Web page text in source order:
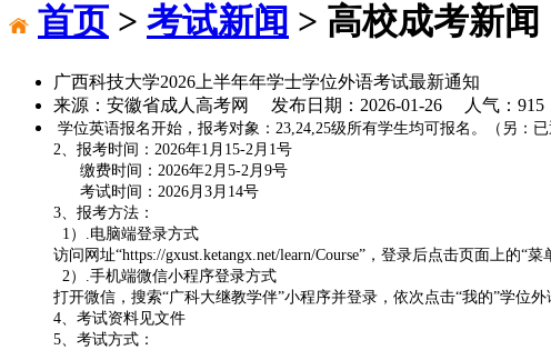
首页 > 考试新闻 > 高校成考新闻
广西科技大学2026上半年年学士学位外语考试最新通知
来源：安徽省成人高考网 发布日期：2026-01-26 人气： 915
学位英语报名开始，报考对象：23,24,25级所有学生均可报名。（另：
2、报考时间：2026年1月15-2月1号
缴费时间：2026年2月5-2月9号
考试时间：2026月3月14号
3、报考方法：
1）.电脑端登录方式
访问网址“https://gxust.ketangx.net/learn/Course”，登录后点击页面上的“
2）.手机端微信小程序登录方式
打开微信，搜索“广科大继教学伴”小程序并登录，依次点击“我的”学位
4、考试资料见文件
5、考试方式：